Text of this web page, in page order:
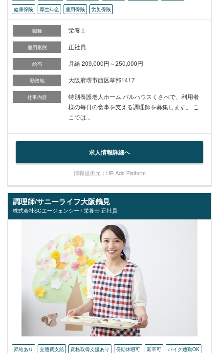
健康保険
厚生年金 雇用保険 労災保険
職種 栄養士
雇用形態 正社員
給与 月給 209,000円～250,000円
勤務地 大阪府堺市西区草部1417
仕事内容
特別養護老人ホーム パルハウスくさべで、利用者
様の毎日の食事を支える調理師を募集します。 こ
こでは...
求人情報詳細へ
情報提供元：HR Ads Platform
調理師/サニーライフ大阪鶴見
株式会社SCエージェンシー / 栄養士 正社員
昇給あり 交通費支給 資格取得支援あり 長期休暇可 新卒可 バイク通勤OK